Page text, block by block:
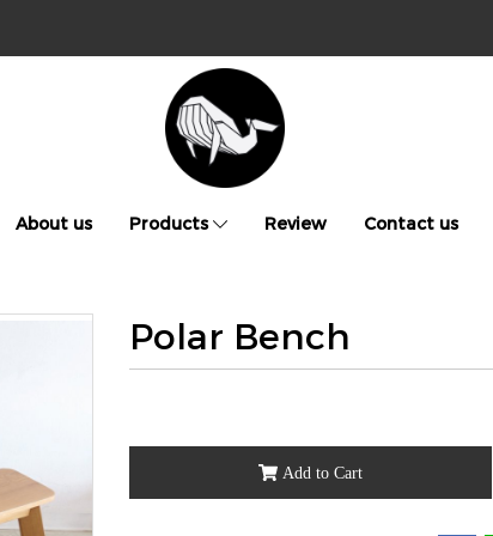
About us Products Review Contact us
Polar Bench
Add to Cart